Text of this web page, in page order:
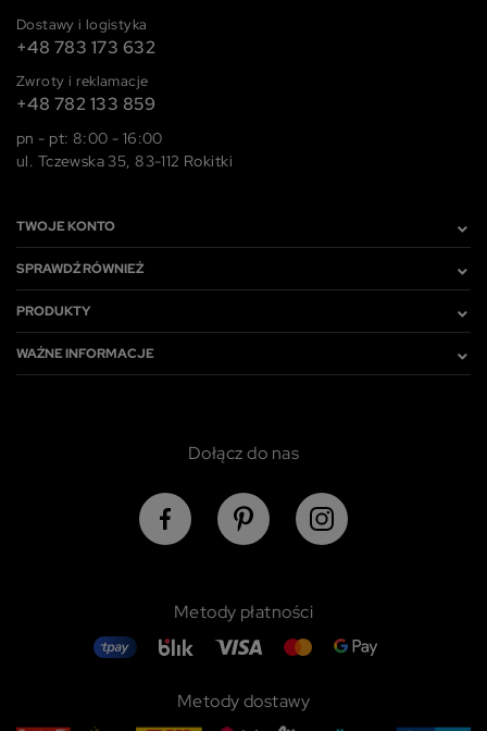
Dostawy i logistyka
+48 783 173 632
Zwroty i reklamacje
+48 782 133 859
pn - pt: 8:00 - 16:00
ul. Tczewska 35, 83-112 Rokitki
TWOJE KONTO
SPRAWDŹ RÓWNIEŻ
PRODUKTY
WAŻNE INFORMACJE
Dołącz do nas
Metody płatności
Metody dostawy